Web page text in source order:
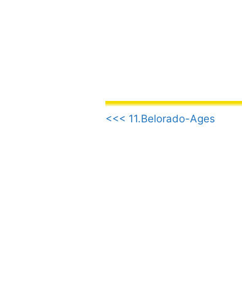
.
<<< 11.Belorado-Ages